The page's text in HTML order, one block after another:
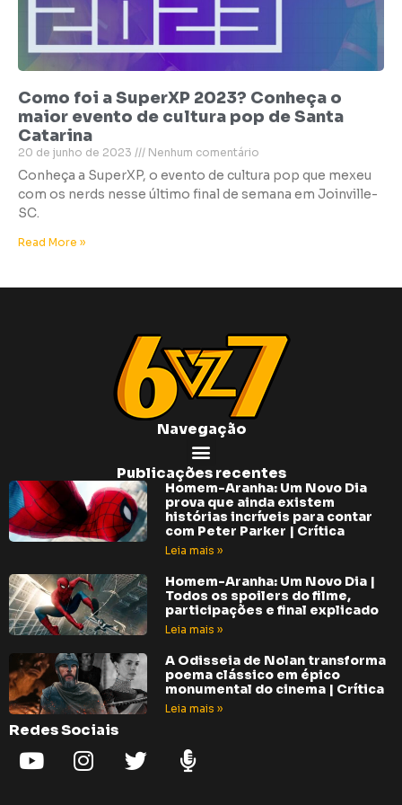
Como foi a SuperXP 2023? Conheça o
maior evento de cultura pop de Santa
Catarina
20 de junho de 2023 Nenhum comentário
Conheça a SuperXP, o evento de cultura pop que mexeu
com os nerds nesse último final de semana em Joinville-
SC.
Read More »
Navegação
Publicações recentes
Homem-Aranha: Um Novo Dia
prova que ainda existem
histórias incríveis para contar
com Peter Parker | Crítica
Leia mais »
Homem-Aranha: Um Novo Dia |
Todos os spoilers do filme,
participações e final explicado
Leia mais »
A Odisseia de Nolan transforma
poema clássico em épico
monumental do cinema | Crítica
Leia mais »
Redes Sociais